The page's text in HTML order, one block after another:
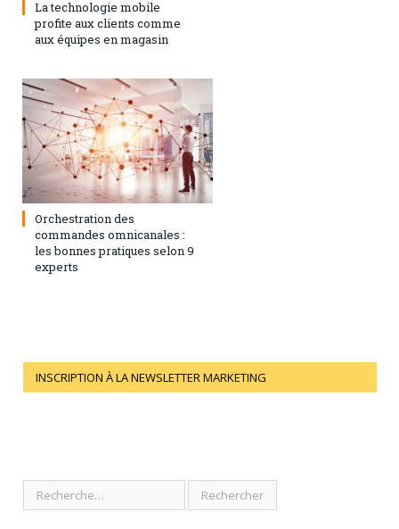
La technologie mobile
profite aux clients comme
aux équipes en magasin
1 février 2021 0
Orchestration des
commandes omnicanales :
les bonnes pratiques selon 9
experts
INSCRIPTION À LA NEWSLETTER MARKETING